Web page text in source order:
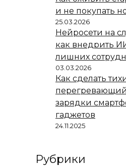
и не покупать
25.03.2026
Нейросети на
как внедрить
лишних
03.03.2026
Как сделать
зарядки
гаджетов
24.11.2025
Рубрики